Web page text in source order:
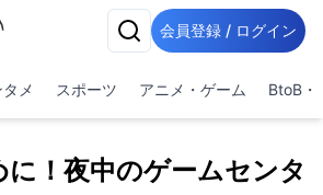
会員登録 / ログイン
メ スポーツ アニメ・ゲーム BtoB・
！夜中のゲームセンタ